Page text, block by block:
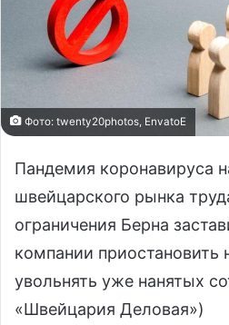
Фото: twenty20photos, EnvatoE
Пандемия коронавируса
швейцарского рынка
ограничения Берна
компании приостановить
увольнять уже нанятых
«Швейцария Деловая»)